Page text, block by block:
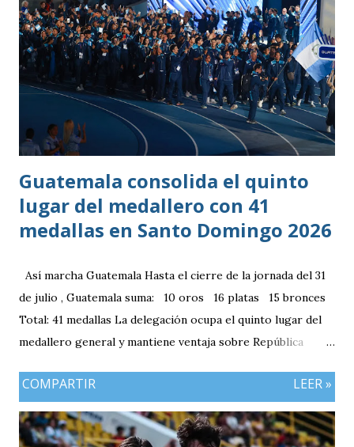
Guatemala consolida el quinto
lugar del medallero con 41
medallas en Santo Domingo 2026
Así marcha Guatemala Hasta el cierre de la jornada del 31
de julio , Guatemala suma: 10 oros 16 platas 15 bronces
Total: 41 medallas La delegación ocupa el quinto lugar del
medallero general y mantiene ventaja sobre República
plata, aunque ambos países registran el mismo número de
oros (10).
COMPARTIR LEER »